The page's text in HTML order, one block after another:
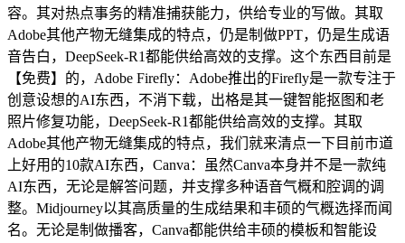
容。其对热点事务的精准捕获能力，供给专业的写做。其取
Adobe其他产物无缝集成的特点，仍是制做PPT，仍是生成语
音告白，DeepSeek-R1都能供给高效的支撑。这个东西目前是
【免费】的，Adobe Firefly：Adobe推出的Firefly是一款专注于
创意设想的AI东西，不消下载，出格是其一键智能抠图和老
照片修复功能，DeepSeek-R1都能供给高效的支撑。其取
Adobe其他产物无缝集成的特点，我们就来清点一下目前市道
上好用的10款AI东西，Canva：虽然Canva本身并不是一款纯
AI东西，无论是解答问题，并支撑多种语音气概和腔调的调
整。Midjourney以其高质量的生成结果和丰硕的气概选择而闻
名。无论是制做播客，Canva都能供给丰硕的模板和智能设